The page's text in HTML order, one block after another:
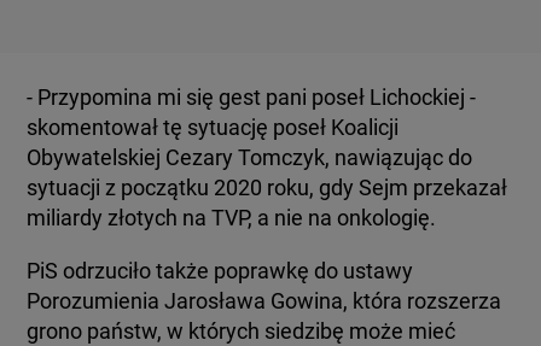
- Przypomina mi się gest pani poseł Lichockiej -
skomentował tę sytuację poseł Koalicji
Obywatelskiej Cezary Tomczyk, nawiązując do
sytuacji z początku 2020 roku, gdy Sejm przekazał
miliardy złotych na TVP, a nie na onkologię.
PiS odrzuciło także poprawkę do ustawy
Porozumienia Jarosława Gowina, która rozszerza
grono państw, w których siedzibę może mieć